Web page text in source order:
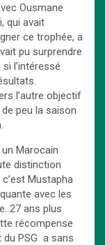
Ousmane
qui avait
ce trophée, a
pu surprendre
l’intéressé
l’autre objectif
de peu la saison
Marocain
distinction
Mustapha
avec les
27 ans plus
récompense
du PSG a sans